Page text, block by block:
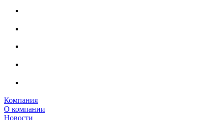
Компания
О компании
Новости